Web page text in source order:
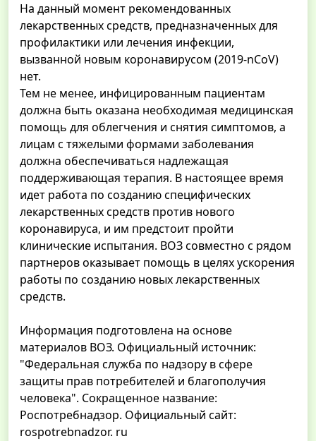
На данный момент рекомендованных
лекарственных средств, предназначенных для
профилактики или лечения инфекции,
вызванной новым коронавирусом (2019-nCoV)
нет.
Тем не менее, инфицированным пациентам
должна быть оказана необходимая медицинская
помощь для облегчения и снятия симптомов, а
лицам с тяжелыми формами заболевания
должна обеспечиваться надлежащая
поддерживающая терапия. В настоящее время
идет работа по созданию специфических
лекарственных средств против нового
коронавируса, и им предстоит пройти
клинические испытания. ВОЗ совместно с рядом
партнеров оказывает помощь в целях ускорения
работы по созданию новых лекарственных
средств.
Информация подготовлена на основе
материалов ВОЗ. Официальный источник:
"Федеральная служба по надзору в сфере
защиты прав потребителей и благополучия
человека". Сокращенное название:
Роспотребнадзор. Официальный сайт:
rospotrebnadzor. ru